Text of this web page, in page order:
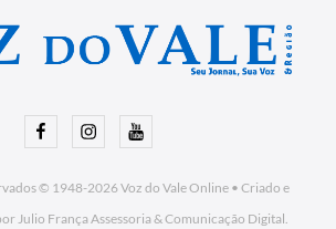
FacebookInstagramYoutube
© 1948-2026Voz do Vale Online• Criado e
Julio França Assessoria& Comunicação Digital.